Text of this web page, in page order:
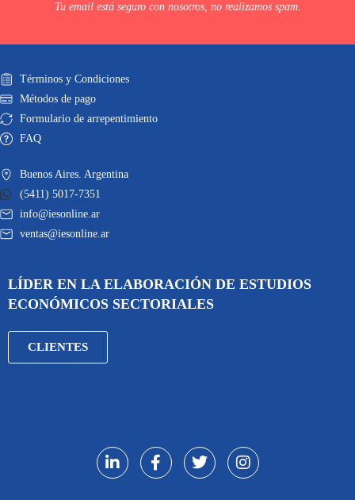
Tu email está seguro con nosotros, no realizamos spam.
Términos y Condiciones
Métodos de pago
Formulario de arrepentimiento
FAQ
Buenos Aires. Argentina
(5411) 5017-7351
info@iesonline.ar
ventas@iesonline.ar
LÍDER EN LA ELABORACIÓN DE ESTUDIOS
ECONÓMICOS SECTORIALES
CLIENTES